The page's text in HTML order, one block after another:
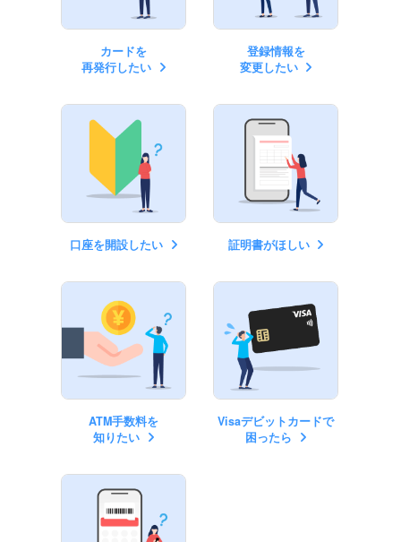
カードを
再発行したい
登録情報を
変更したい
口座を開設したい 証明書がほしい
ATM手数料を
知りたい
Visaデビットカードで
困ったら